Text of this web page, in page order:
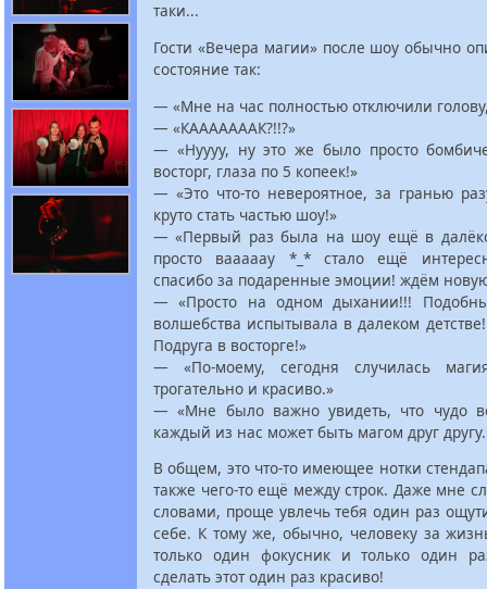
таки...
Гости «Вечера магии» после шоу обычно
состояние так:
— «Мне на час полностью отключили
— «КАААААААК?!!?»
— «Нуууу, ну это же было просто
восторг, глаза по 5 копеек!»
— «Это что-то невероятное, за гранью
круто стать частью шоу!»
— «Первый раз была на шоу ещё в
просто вааааау *_* стало ещё
спасибо за подаренные эмоции! ждём
— «Просто на одном дыхании!!!
волшебства испытывала в далеком
Подруга в восторге!»
— «По-моему, сегодня случилась
трогательно и красиво.»
— «Мне было важно увидеть, что чудо
каждый из нас может быть магом друг
В общем, это что-то имеющее нотки
также чего-то ещё между строк. Даже мне
словами, проще увлечь тебя один раз
себе. К тому же, обычно, человеку за
только один фокусник и только один
сделать этот один раз красиво!